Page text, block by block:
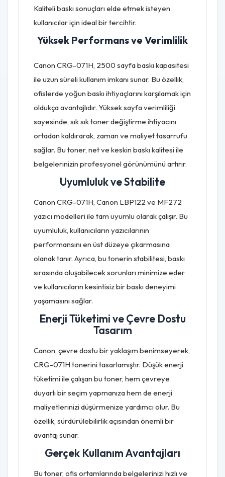
Kaliteli baskı sonuçları elde etmek isteyen
kullanıcılar için ideal bir tercihtir.
Yüksek Performans ve Verimlilik
Canon CRG-071H, 2500 sayfa baskı kapasitesi
ile uzun süreli kullanım imkanı sunar. Bu özellik,
ofislerde yoğun baskı ihtiyaçlarını karşılamak için
oldukça avantajlıdır. Yüksek sayfa verimliliği
sayesinde, sık sık toner değiştirme ihtiyacını
ortadan kaldırarak, zaman ve maliyet tasarrufu
sağlar. Bu toner, net ve keskin baskı kalitesi ile
belgelerinizin profesyonel görünümünü artırır.
Uyumluluk ve Stabilite
Canon CRG-071H, Canon LBP122 ve MF272
yazıcı modelleri ile tam uyumlu olarak çalışır. Bu
uyumluluk, kullanıcıların yazıcılarının
performansını en üst düzeye çıkarmasına
olanak tanır. Ayrıca, bu tonerin stabilitesi, baskı
sırasında oluşabilecek sorunları minimize eder
ve kullanıcıların kesintisiz bir baskı deneyimi
yaşamasını sağlar.
Enerji Tüketimi ve Çevre Dostu
Tasarım
Canon, çevre dostu bir yaklaşım benimseyerek,
CRG-071H tonerini tasarlamıştır. Düşük enerji
tüketimi ile çalışan bu toner, hem çevreye
duyarlı bir seçim yapmanıza hem de enerji
maliyetlerinizi düşürmenize yardımcı olur. Bu
özellik, sürdürülebilirlik açısından önemli bir
avantaj sunar.
Gerçek Kullanım Avantajları
Bu toner, ofis ortamlarında belgelerinizi hızlı ve